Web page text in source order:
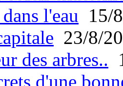
l'eau 15/
23/8/
des arbres..
d'une